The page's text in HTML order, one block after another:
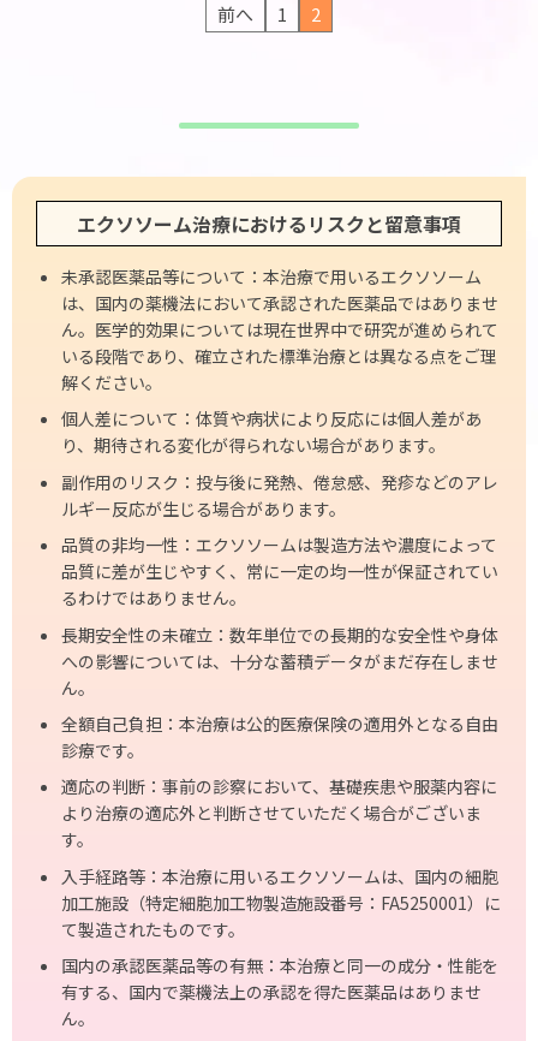
ソソーム治療の道へと […]
ジ
り
前へ 1 2
エクソソーム治療におけるリスクと留意事項
未承認医薬品等について：本治療で用いるエクソソーム
は、国内の薬機法において承認された医薬品ではありませ
ん。医学的効果については現在世界中で研究が進められて
いる段階であり、確立された標準治療とは異なる点をご理
解ください。
個人差について：体質や病状により反応には個人差があ
り、期待される変化が得られない場合があります。
副作用のリスク：投与後に発熱、倦怠感、発疹などのアレ
ルギー反応が生じる場合があります。
品質の非均一性：エクソソームは製造方法や濃度によって
品質に差が生じやすく、常に一定の均一性が保証されてい
るわけではありません。
長期安全性の未確立：数年単位での長期的な安全性や身体
への影響については、十分な蓄積データがまだ存在しませ
ん。
全額自己負担：本治療は公的医療保険の適用外となる自由
診療です。
適応の判断：事前の診察において、基礎疾患や服薬内容に
より治療の適応外と判断させていただく場合がございま
す。
入手経路等：本治療に用いるエクソソームは、国内の細胞
加工施設（特定細胞加工物製造施設番号：FA5250001）に
て製造されたものです。
国内の承認医薬品等の有無：本治療と同一の成分・性能を
有する、国内で薬機法上の承認を得た医薬品はありませ
ん。